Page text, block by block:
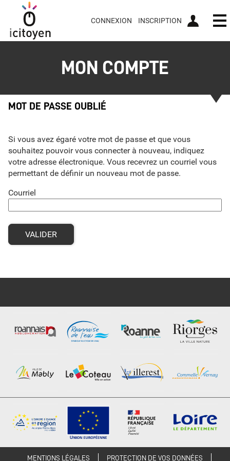
CONNEXION INSCRIPTION
MON COMPTE
MOT DE PASSE OUBLIÉ
Si vous avez égaré votre mot de passe et que vous
souhaitez pouvoir vous connecter à nouveau, indiquez
votre adresse électronique. Vous recevrez un courriel vous
permettant de définir un nouveau mot de passe.
Courriel
*
VALIDER
MENTIONS LÉGALES PROTECTION DE VOS DONNÉES